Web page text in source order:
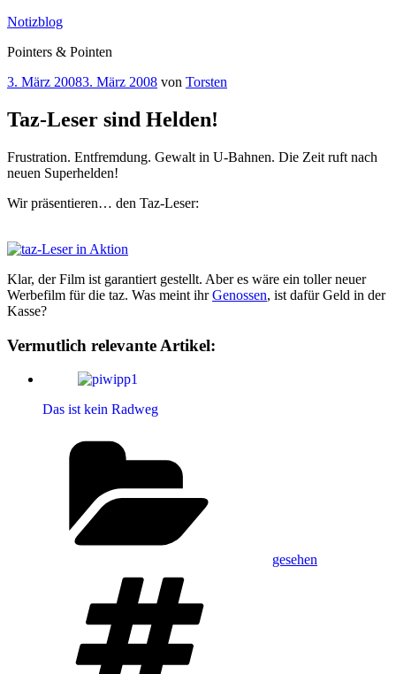
Zum
springen
Notizblog
Pointers & Pointen
Veröffentlicht
3. März 20083. März 2008 von Torsten
Taz-Leser sind Helden!
Frustration. Entfremdung. Gewalt in U-Bahnen. Die Zeit ruft nach
neuen Superhelden!
Wir präsentieren… den Taz-Leser:
Klar, der Film ist garantiert gestellt. Aber es wäre ein toller neuer
Werbefilm für die taz. Was meint ihrGenossen, ist dafür Geld in der
Kasse?
Vermutlich relevante Artikel:
Das ist kein Radweg
gesehen